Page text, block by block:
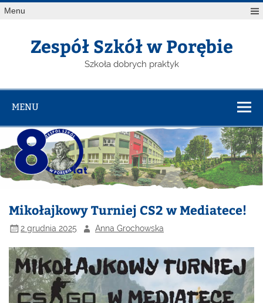
Menu
Zespół Szkół w Porębie
Szkoła dobrych praktyk
MENU
Mikołajkowy Turniej CS2 w Mediatece!
2 grudnia 2025 Anna Grochowska